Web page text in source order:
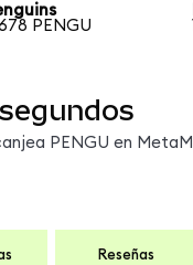
PENGU
PENGU en
Reseñas